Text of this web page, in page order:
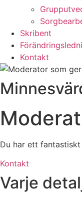
Skribent
Kontakt
Du har ett
Kontakt
Varje